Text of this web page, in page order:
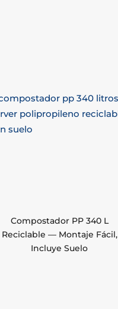
Compostador PP 340 L
Reciclable — Montaje Fácil,
Incluye Suelo